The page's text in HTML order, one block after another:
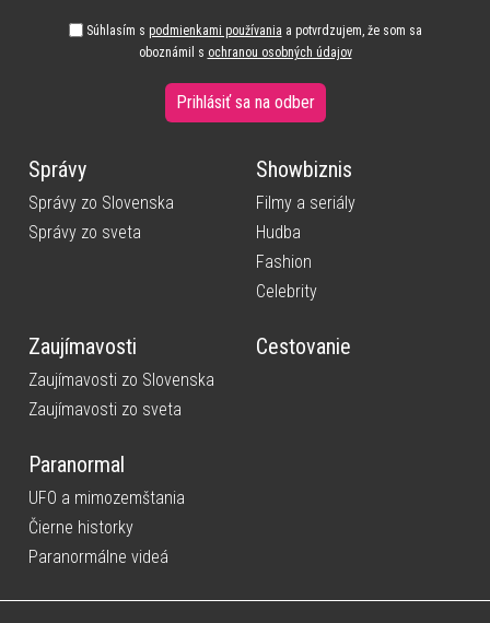
Súhlasím s podmienkami používania a potvrdzujem, že som sa
oboznámil s ochranou osobných údajov
Prihlásiť sa na odber
Správy
Správy zo Slovenska
Správy zo sveta
Showbiznis
Filmy a seriály
Hudba
Fashion
Celebrity
Zaujímavosti
Zaujímavosti zo Slovenska
Zaujímavosti zo sveta
Cestovanie
Paranormal
UFO a mimozemštania
Čierne historky
Paranormálne videá